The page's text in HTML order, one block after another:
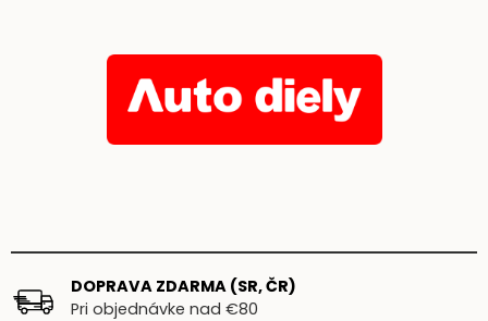
DOPRAVA ZDARMA (SR, ČR)
Pri objednávke nad €80